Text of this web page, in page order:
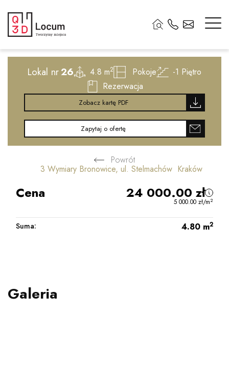
Lokal nr26 4.8 m2 Pokoje -1 Piętro
Rezerwacja
Zobacz kartę PDF
Zapytaj o ofertę
Powrót
3 Wymiary Bronowice, ul. Stelmachów Kraków
Cena 24 000.00 zł
5 000.00 zł/m2
Suma: 4.80 m2
Galeria
2